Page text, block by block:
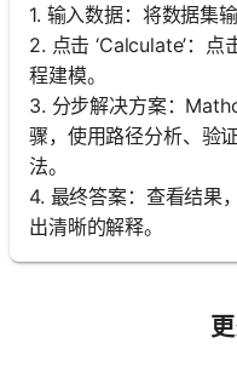
1. 输入数据：将数据集
2. 点击 ‘Calculate’：
程建模。
3. 分步解决方案：
骤，使用路径分析、验
法。
4. 最终答案：查看结果
出清晰的解释。